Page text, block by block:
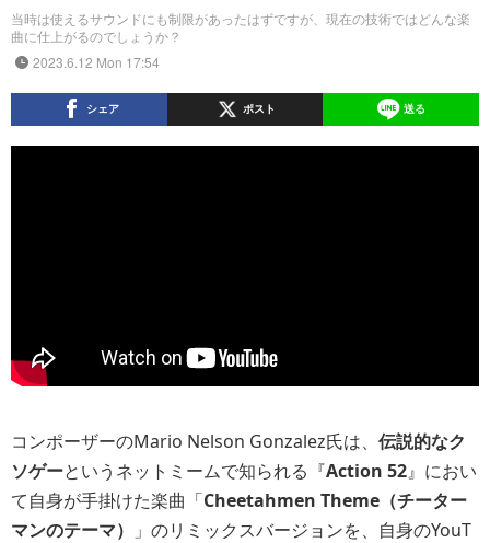
当時は使えるサウンドにも制限があったはずですが、現在の技術ではどんな楽
曲に仕上がるのでしょうか？
2023.6.12 Mon 17:54
シェア ポスト 送る
コンポーザーのMario Nelson Gonzalez氏は、 伝説的なク
ソゲーというネットミームで知られる『Action 52』におい
て自身が手掛けた楽曲「Cheetahmen Theme（チーター
マンのテーマ）
」のリミックスバージョンを、自身のYouT